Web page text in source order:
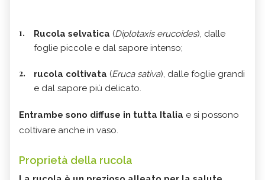
Rucola selvatica (Diplotaxis erucoides), dalle
foglie piccole e dal sapore intenso;
rucola coltivata (Eruca sativa), dalle foglie grandi
e dal sapore più delicato.
Entrambe sono diffuse in tutta Italia e si possono
coltivare anche in vaso.
Proprietà della rucola